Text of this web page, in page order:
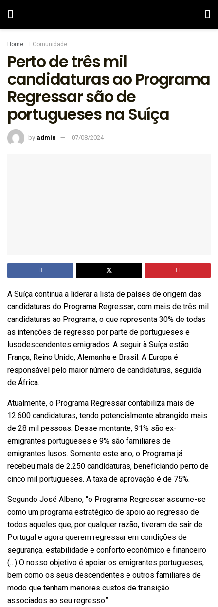
Home Comunidade
Perto de três mil
candidaturas ao Programa
Regressar são de
portugueses na Suíça
by admin 07/08/2024
A Suíça continua a liderar a lista de países de origem das
candidaturas do Programa Regressar, com mais de três mil
candidaturas ao Programa, o que representa 30% de todas
as intenções de regresso por parte de portugueses e
lusodescendentes emigrados. A seguir à Suíça estão
França, Reino Unido, Alemanha e Brasil. A Europa é
responsável pelo maior número de candidaturas, seguida
de África.
Atualmente, o Programa Regressar contabiliza mais de
12.600 candidaturas, tendo potencialmente abrangido mais
de 28 mil pessoas. Desse montante, 91% são ex-
emigrantes portugueses e 9% são familiares de
emigrantes lusos. Somente este ano, o Programa já
recebeu mais de 2.250 candidaturas, beneficiando perto de
cinco mil portugueses. A taxa de aprovação é de 75%.
Segundo José Albano, “o Programa Regressar assume-se
como um programa estratégico de apoio ao regresso de
todos aqueles que, por qualquer razão, tiveram de sair de
Portugal e agora querem regressar em condições de
segurança, estabilidade e conforto económico e financeiro
(…) O nosso objetivo é apoiar os emigrantes portugueses,
bem como os seus descendentes e outros familiares de
modo que tenham menores custos de transição
associados ao seu regresso”.